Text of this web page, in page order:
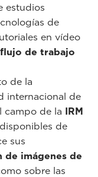
estudios
de
en vídeo
de trabajo
de la
internacional de
campo de la IRM
de
sus
de imágenes de
sobre las